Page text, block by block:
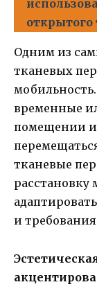
открытого
Одним из
тканевых
временные
помещении и
тканевые
расстановку
и требования